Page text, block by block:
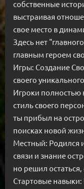
собственные
выстраивая
свое место в
Здесь нет
главным героем
Игры: Создание
своего
Игроки полностью
стиль своего
ты прибыл на
поисках новой
Местный: Родился
связи и знание
но решил
Стартовые